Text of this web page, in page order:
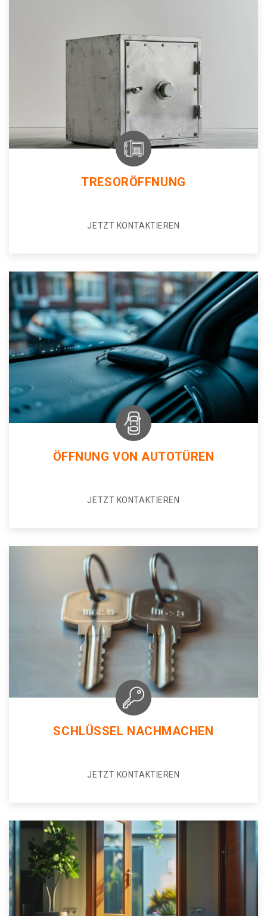
TRESORÖFFNUNG
JETZT KONTAKTIEREN
ÖFFNUNG VON AUTOTÜREN
JETZT KONTAKTIEREN
SCHLÜSSEL NACHMACHEN
JETZT KONTAKTIEREN